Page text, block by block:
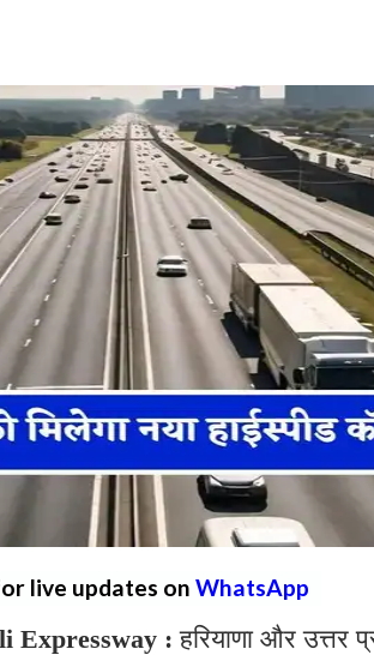
live updates on WhatsApp
Expressway :हरियाणा और